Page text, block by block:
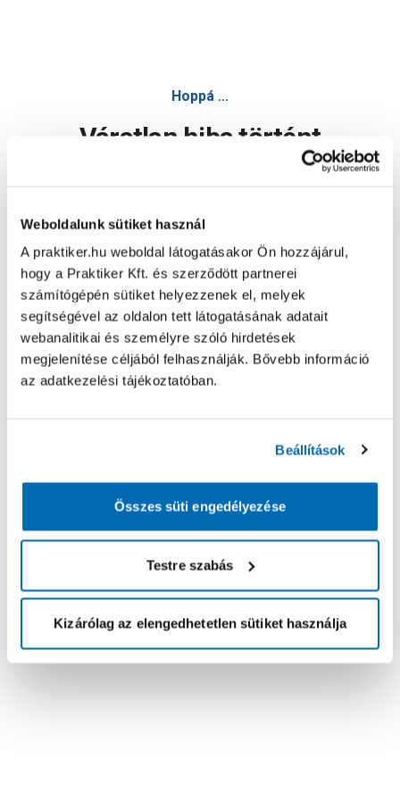
Weboldalunk sütiket használ
A praktiker.hu weboldal látogatásakor Ön hozzájárul,
hogy a Praktiker Kft. és szerződött partnerei
számítógépén sütiket helyezzenek el, melyek
segítségével az oldalon tett látogatásának adatait
webanalitikai és személyre szóló hirdetések
megjelenítése céljából felhasználják. Bővebb információ
az adatkezelési tájékoztatóban.
Beállítások
Összes süti engedélyezése
Testre szabás
Kizárólag az elengedhetetlen sütiket használja
Hoppá ...
Váratlan hiba történt
Oldal újratöltése